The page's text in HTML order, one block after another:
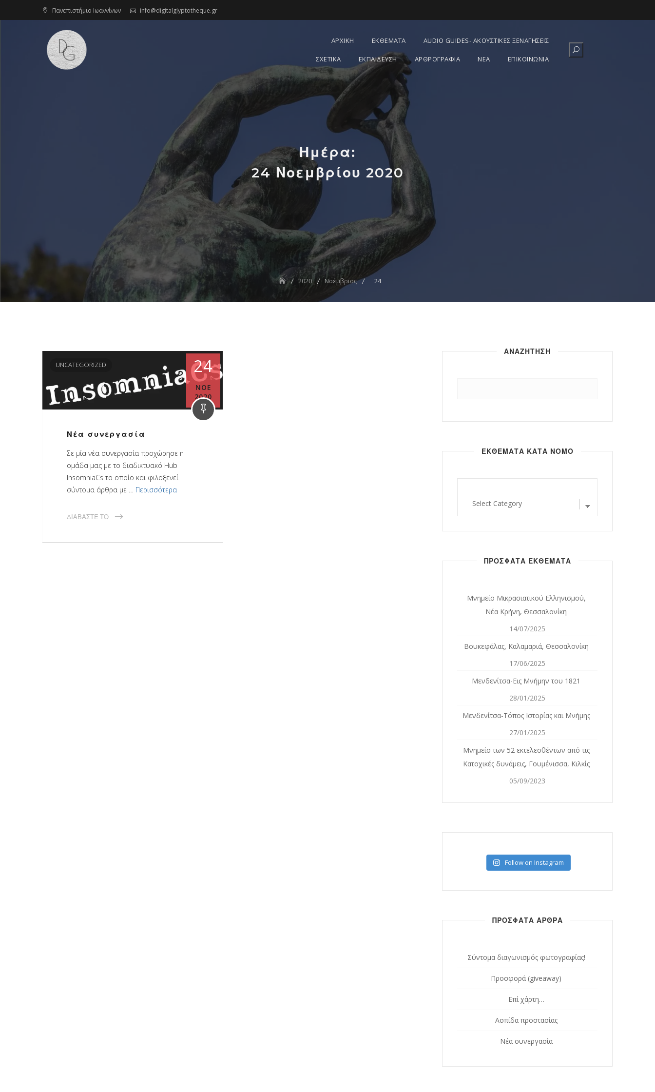
to
Πανεπιστήμιο Ιωαννίνων info@digitalglyptotheque.gr
ΑΡΧΙΚΗ ΕΚΘΕΜΑΤΑ AUDIO GUIDES- ΑΚΟΥΣΤΙΚΈΣ ΞΕΝΑΓΉΣΕΙΣ
ΣΧΕΤΙΚΑ ΕΚΠΑΙΔΕΥΣΗ ΑΡΘΡΟΓΡΑΦΊΑ ΝΕΑ ΕΠΙΚΟΙΝΩΝΙΑ
Ημέρα:
24 Νοεμβρίου 2020
2020 Νοέμβριος 24
UNCATEGORIZED 24
ΝΟΈ
2020
Νέα συνεργασία
Σε μία νέα συνεργασία προχώρησε η
ομάδα μας με το διαδικτυακό Hub
InsomniaCs το οποίο και φιλοξενεί
σύντομα άρθρα με … Περισσότερα
ΔΙΑΒΆΣΤΕ ΤΟ
ΑΝΑΖΗΤΗΣΗ
ΕΚΘΕΜΑΤΑ ΚΑΤΑ ΝΟΜΟ
ΠΡΟΣΦΑΤΑ ΕΚΘΕΜΑΤΑ
Μνημείο Μικρασιατικού Ελληνισμού,
Νέα Κρήνη, Θεσσαλονίκη
14/07/2025
Βουκεφάλας, Καλαμαριά, Θεσσαλονίκη
17/06/2025
Μενδενίτσα-Εις Μνήμην του 1821
28/01/2025
Μενδενίτσα-Τόπος Ιστορίας και Μνήμης
27/01/2025
Mνημείο των 52 εκτελεσθέντων από τις
Κατοχικές δυνάμεις, Γουμένισσα, Κιλκίς
05/09/2023
Follow on Instagram
ΠΡΟΣΦΑΤΑ ΑΡΘΡΑ
Σύντομα διαγωνισμός φωτογραφίας!
Προσφορά (giveaway)
Επί χάρτη…
Ασπίδα προστασίας
Νέα συνεργασία